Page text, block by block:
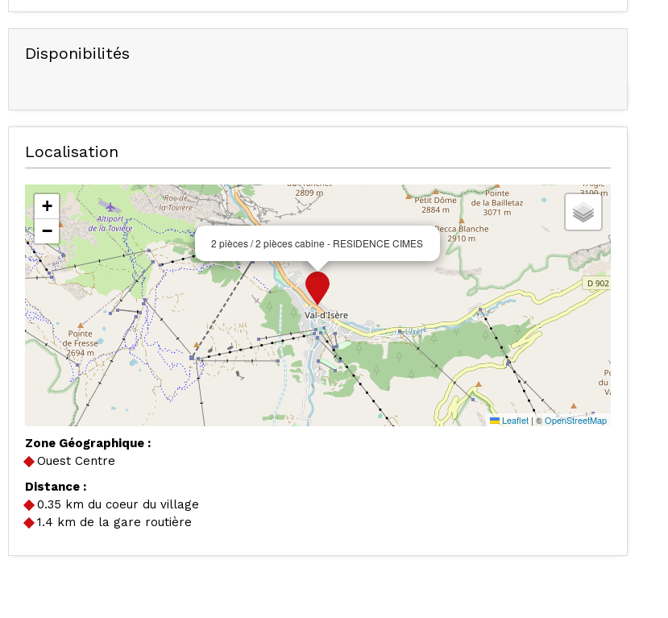
Disponibilités
Localisation
2 pièces / 2 pièces cabine - RESIDENCE CIMES
+
−
Leaflet |©OpenStreetMap
Zone Géographique :
Ouest Centre
Distance :
0.35 km du coeur du village
1.4 km de la gare routière